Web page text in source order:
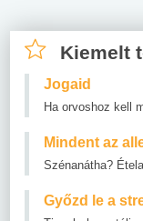
Kiemelt
Jogaid
Ha orvoshoz kell
Mindent az
Szénanátha?
Győzd le a